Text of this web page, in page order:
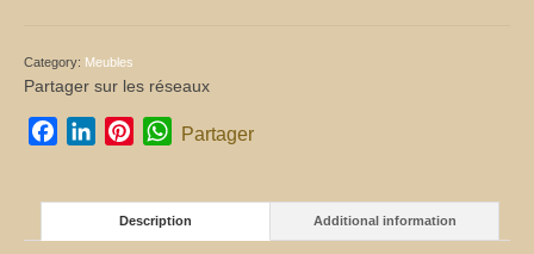
Category: Meubles
Partager sur les réseaux
FacebookLinkedInPinterestWhatsApp
Partager
Description Additional information